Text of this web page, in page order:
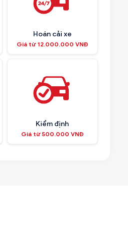
Hoán cải xe
Giá từ 12.000.000 VNĐ
Kiểm định
Giá từ 500.000 VNĐ